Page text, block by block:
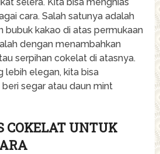
cara. Salah satunya adalah
bubuk kakao di atas permukaan
dengan menambahkan
serpihan cokelat di atasnya.
lebih elegan, kita bisa
segar atau daun mint
COKELAT UNTUK